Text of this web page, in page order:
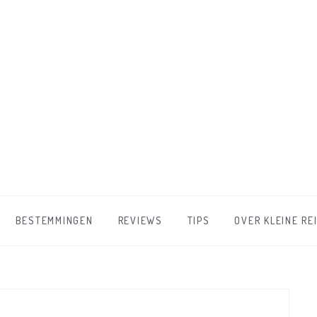
BESTEMMINGEN REVIEWS TIPS OVER KLEINE